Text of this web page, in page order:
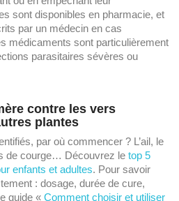
sont disponibles en pharmacie, et
par un médecin en cas
médicaments sont particulièrement
parasitaires sévères ou
contre les vers
plantes
par où commencer ? L’ail, le
de courge… Découvrez le top 5
enfants et adultes. Pour savoir
: dosage, durée de cure,
guide « Comment choisir et utiliser